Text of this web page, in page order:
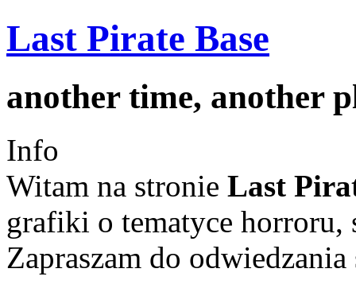
Last Pirate Base
another time, another
Info
Witam na stronie Last
grafiki o tematyce horroru,
Zapraszam do